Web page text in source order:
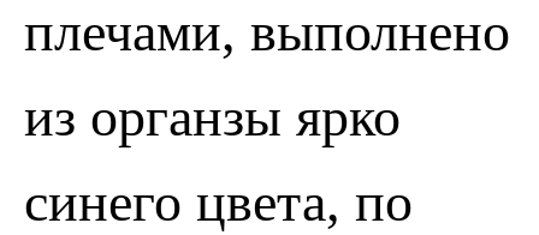
плечами, выполнено
из органзы ярко
синего цвета, по